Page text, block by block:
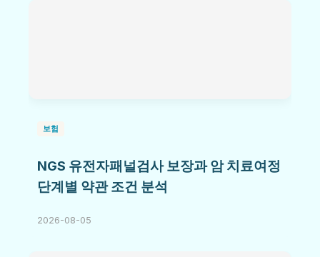
보험
NGS 유전자패널검사 보장과 암 치료여정
단계별 약관 조건 분석
2026-08-05